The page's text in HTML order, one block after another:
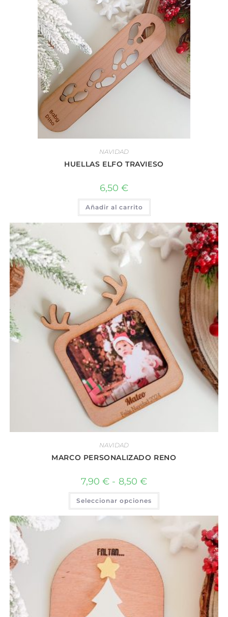
NAVIDAD
HUELLAS ELFO TRAVIESO
6,50€
Añadir al carrito
NAVIDAD
MARCO PERSONALIZADO RENO
7,90€ - 8,50€
Seleccionar opciones